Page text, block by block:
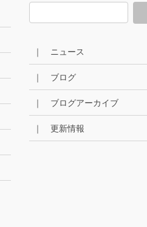
｜ ニュース
｜ ブログ
｜ ブログアーカイブ
｜ 更新情報